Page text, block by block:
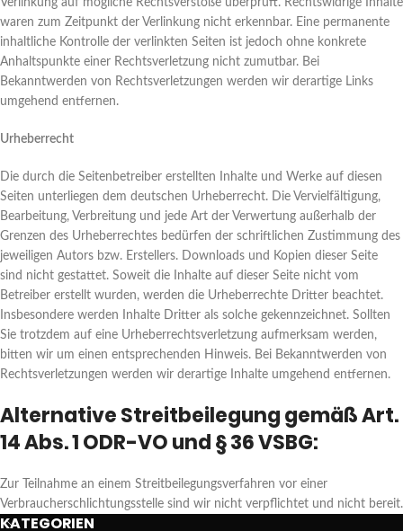
Verlinkung auf mögliche Rechtsverstöße überprüft. Rechtswidrige Inhalte
waren zum Zeitpunkt der Verlinkung nicht erkennbar. Eine permanente
inhaltliche Kontrolle der verlinkten Seiten ist jedoch ohne konkrete
Anhaltspunkte einer Rechtsverletzung nicht zumutbar. Bei
Bekanntwerden von Rechtsverletzungen werden wir derartige Links
umgehend entfernen.
Urheberrecht
Die durch die Seitenbetreiber erstellten Inhalte und Werke auf diesen
Seiten unterliegen dem deutschen Urheberrecht. Die Vervielfältigung,
Bearbeitung, Verbreitung und jede Art der Verwertung außerhalb der
Grenzen des Urheberrechtes bedürfen der schriftlichen Zustimmung des
jeweiligen Autors bzw. Erstellers. Downloads und Kopien dieser Seite
sind nicht gestattet. Soweit die Inhalte auf dieser Seite nicht vom
Betreiber erstellt wurden, werden die Urheberrechte Dritter beachtet.
Insbesondere werden Inhalte Dritter als solche gekennzeichnet. Sollten
Sie trotzdem auf eine Urheberrechtsverletzung aufmerksam werden,
bitten wir um einen entsprechenden Hinweis. Bei Bekanntwerden von
Rechtsverletzungen werden wir derartige Inhalte umgehend entfernen.
Alternative Streitbeilegung gemäß Art.
14 Abs. 1 ODR-VO und § 36 VSBG:
Zur Teilnahme an einem Streitbeilegungsverfahren vor einer
Verbraucherschlichtungsstelle sind wir nicht verpflichtet und nicht bereit.
KATEGORIEN